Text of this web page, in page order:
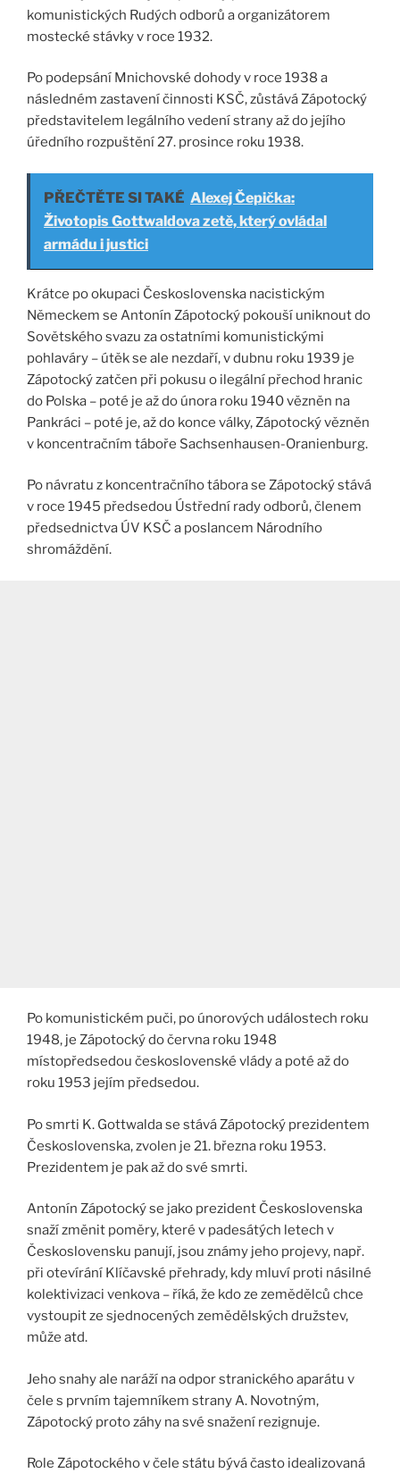
komunistických Rudých odborů a organizátorem
mostecké stávky v roce 1932.
Po podepsání Mnichovské dohody v roce 1938 a
následném zastavení činnosti KSČ, zůstává Zápotocký
představitelem legálního vedení strany až do jejího
úředního rozpuštění 27. prosince roku 1938.
PŘEČTĚTE SI TAKÉ Alexej Čepička:
Životopis Gottwaldova zetě, který ovládal
armádu i justici
Krátce po okupaci Československa nacistickým
Německem se Antonín Zápotocký pokouší uniknout do
Sovětského svazu za ostatními komunistickými
pohlaváry – útěk se ale nezdaří, v dubnu roku 1939 je
Zápotocký zatčen při pokusu o ilegální přechod hranic
do Polska – poté je až do února roku 1940 vězněn na
Pankráci – poté je, až do konce války, Zápotocký vězněn
v koncentračním táboře Sachsenhausen-Oranienburg.
Po návratu z koncentračního tábora se Zápotocký stává
v roce 1945 předsedou Ústřední rady odborů, členem
předsednictva ÚV KSČ a poslancem Národního
shromáždění.
Po komunistickém puči, po únorových událostech roku
1948, je Zápotocký do června roku 1948
místopředsedou československé vlády a poté až do
roku 1953 jejím předsedou.
Po smrti K. Gottwalda se stává Zápotocký prezidentem
Československa, zvolen je 21. března roku 1953.
Prezidentem je pak až do své smrti.
Antonín Zápotocký se jako prezident Československa
snaží změnit poměry, které v padesátých letech v
Československu panují, jsou známy jeho projevy, např.
při otevírání Klíčavské přehrady, kdy mluví proti násilné
kolektivizaci venkova – říká, že kdo ze zemědělců chce
vystoupit ze sjednocených zemědělských družstev,
může atd.
Jeho snahy ale naráží na odpor stranického aparátu v
čele s prvním tajemníkem strany A. Novotným,
Zápotocký proto záhy na své snažení rezignuje.
Role Zápotockého v čele státu bývá často idealizovaná